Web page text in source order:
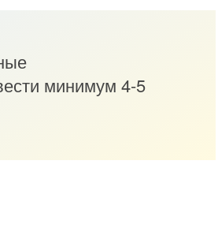
минимум 4-5